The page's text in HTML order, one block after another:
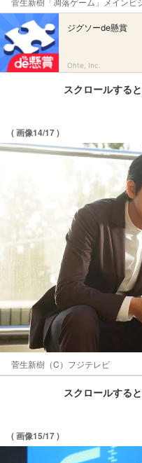
ジグソーde懸賞
Ohte, Inc.
スクロールする
( 画像14/17 )
菅生新樹（C）フジテレビ
スクロールする
( 画像15/17 )